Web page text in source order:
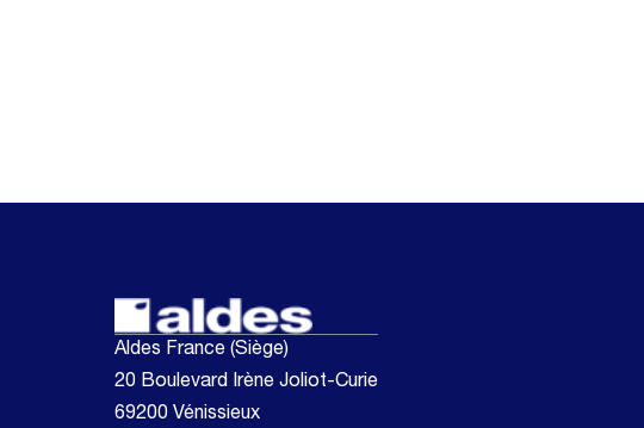
Aldes France (Siège)
20 Boulevard Irène Joliot-Curie
69200 Vénissieux